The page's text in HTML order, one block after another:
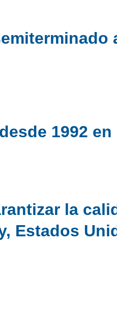
1992
la
Estados